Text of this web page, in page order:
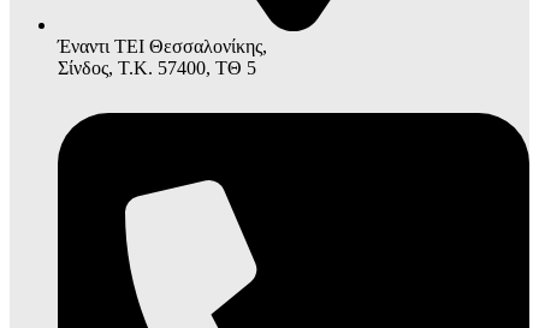
Έναντι ΤΕΙ Θεσσαλονίκης,
Σίνδος, Τ.Κ. 57400, ΤΘ 5